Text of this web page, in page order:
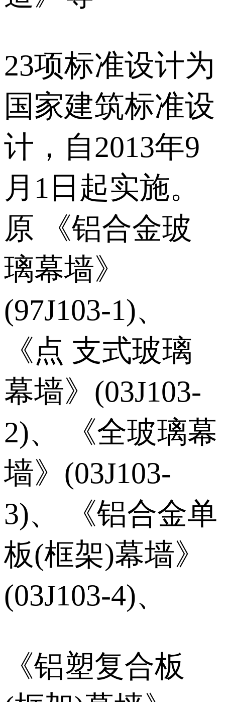
23项标准设计为
国家建筑标准设
计，自2013年9
月1日起实施。
原 《铝合金玻
璃幕墙》
(97J103-1)、
《点 支式玻璃
幕墙》(03J103-
2)、 《全玻璃幕
墙》(03J103-
3)、 《铝合金单
板(框架)幕墙》
(03J103-4)、
《铝塑复合板